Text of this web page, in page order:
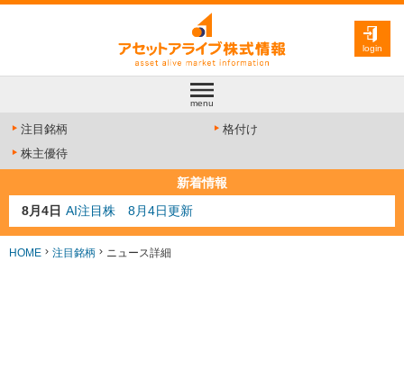
login
menu
注目銘柄
格付け
株主優待
新着情報
8月4日 AI注目株 8月4日更新
8月3日 人気業種注目株 8月3日更新
8月2日 金融注目株 8月2日更新
HOME 注目銘柄 ニュース詳細